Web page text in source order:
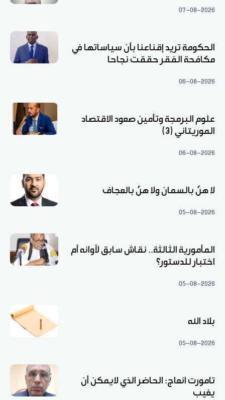
07-08-2026
الحكومة تريد إقناعنا بأن سياساتها في
مكافحة الفقر حققت نجاحا
06-08-2026
علوم البرمجة وتأمين صعود الاقتصاد
الموريتاني (3)
06-08-2026
لا هنّ بالسمان ولا هنّ بالعجاف
05-08-2026
المأمورية الثالثة.. نقاش سابق لأوانه أم
اختبار للدستور؟
05-08-2026
بلاد الله
05-08-2026
تامورت انعاج: الحاضر الذي لايمكن أن
يغيب